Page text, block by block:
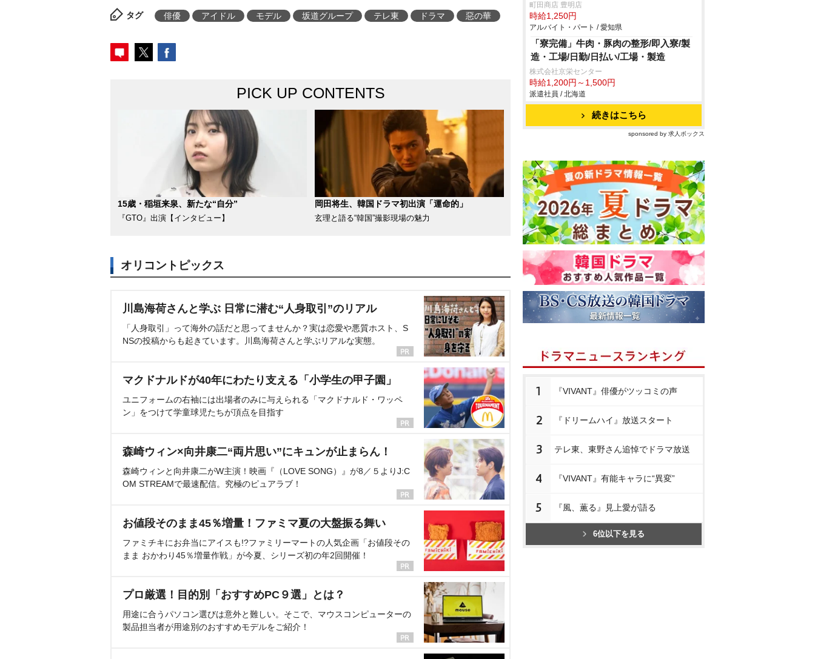
タグ 俳優 アイドル モデル 坂道グループ テレ東 ドラマ 惡の華
PICK UP CONTENTS
15歳・稲垣来泉、新たな“自分”
『GTO』出演【インタビュー】
岡田将生、韓国ドラマ初出演「運命的」
玄理と語る“韓国”撮影現場の魅力
オリコントピックス
川島海荷さんと学ぶ 日常に潜む“人身取引”のリアル
「人身取引」って海外の話だと思ってませんか？実は恋愛や悪質ホスト、S
NSの投稿からも起きています。川島海荷さんと学ぶリアルな実態。
マクドナルドが40年にわたり支える「小学生の甲子園」
ユニフォームの右袖には出場者のみに与えられる「マクドナルド・ワッペ
ン」をつけて学童球児たちが頂点を目指す
森崎ウィン×向井康二“両片思い”にキュンが止まらん！
森崎ウィンと向井康二がW主演！映画『（LOVE SONG）』が8／５よりJ:C
OM STREAMで最速配信。究極のピュアラブ！
お値段そのまま45％増量！ファミマ夏の大盤振る舞い
ファミチキにお弁当にアイスも!?ファミリーマートの人気企画「お値段その
まま おかわり45％増量作戦」が今夏、シリーズ初の年2回開催！
プロ厳選！目的別「おすすめPC９選」とは？
用途に合うパソコン選びは意外と難しい。そこで、マウスコンピューターの
製品担当者が用途別のおすすめモデルをご紹介！
町田商店 豊明店
時給1,250円
アルバイト・パート / 愛知県
「寮完備」牛肉・豚肉の整形/即入寮/製
造・工場/日勤/日払い/工場・製造
株式会社京栄センター
時給1,200円～1,500円
派遣社員 / 北海道
続きはこちら
sponsored by 求人ボックス
1 『VIVANT』俳優がツッコミの声
2 『ドリームハイ』放送スタート
3 テレ東、東野さん追悼でドラマ放送
4 『VIVANT』有能キャラに“異変”
5 『風、薫る』見上愛が語る
6位以下を見る